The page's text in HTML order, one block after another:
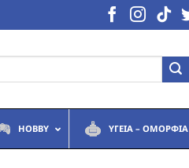
HOBBY ΥΓΕΙΆ – ΟΜΟΡΦΙΆ